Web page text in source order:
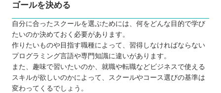
ゴールを決める
自分に合ったスクールを選ぶためには、何をどんな目的で学び
たいのか決めておく必要があります。
作りたいものや目指す職種によって、習得しなければならない
プログラミング言語や専門知識に違いがあります。
また、趣味で習いたいのか、就職や転職などビジネスで使える
スキルが欲しいのかによって、スクールやコース選びの基準は
変わってくるでしょう。